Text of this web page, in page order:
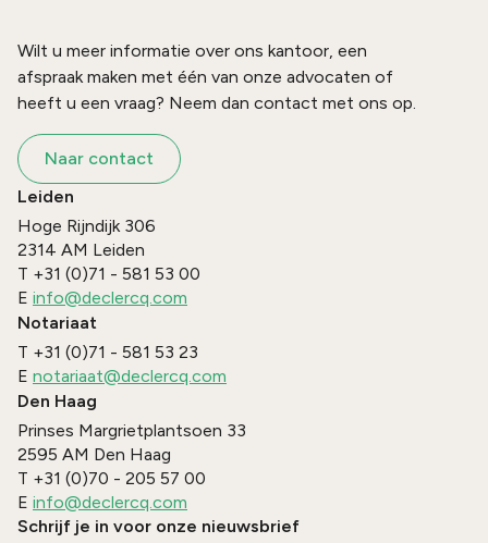
Wilt u meer informatie over ons kantoor, een
afspraak maken met één van onze advocaten of
heeft u een vraag? Neem dan contact met ons op.
Naar contact
Leiden
Hoge Rijndijk 306
2314 AM Leiden
T +31 (0)71 - 581 53 00
E info@declercq.com
Notariaat
T +31 (0)71 - 581 53 23
E notariaat@declercq.com
Den Haag
Prinses Margrietplantsoen 33
2595 AM Den Haag
T +31 (0)70 - 205 57 00
E info@declercq.com
Schrijf je in voor onze nieuwsbrief